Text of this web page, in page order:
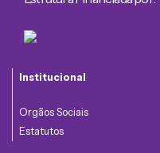
Institucional
Orgãos Sociais
Estatutos